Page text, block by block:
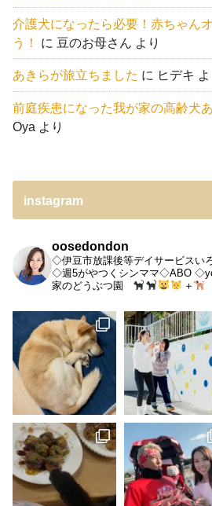
介護犬になったら必要！赤ちゃん
う！
に 豆のお母さん より
あきらが旅立ちました に ヒデキ よ
前庭疾患になった我が家の高齢犬
Oya より
instagram
oosedondon
◇伊豆市放課後等デイサービス
◇週5がやつくシンママ◇ABO
家のどうぶつ園
＋